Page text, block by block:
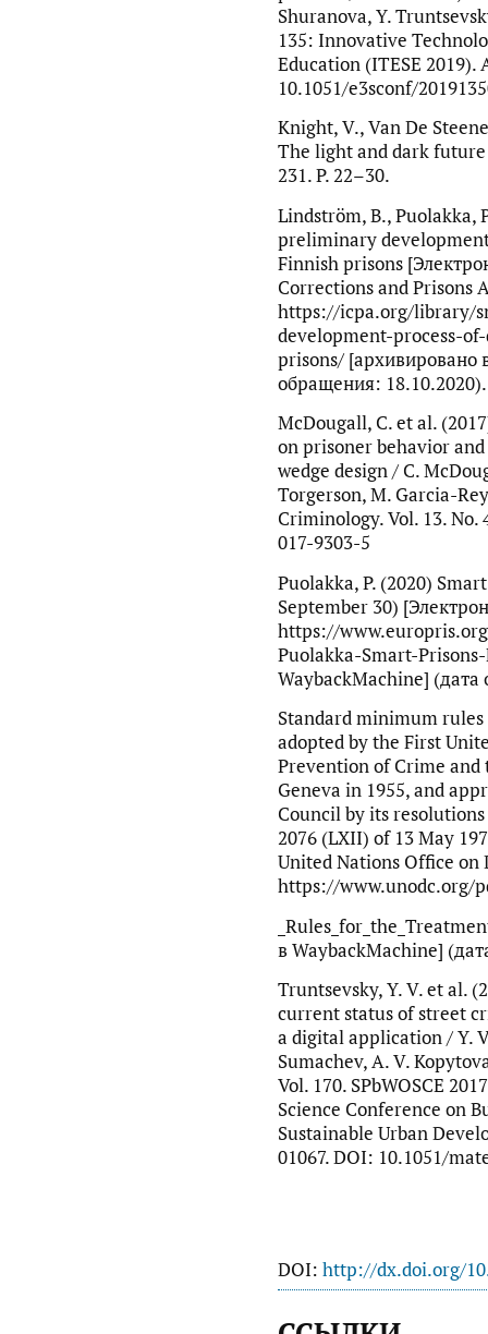
Shuranova, Y.
135: Innovative
Education (ITESE 2019).
10.1051/e3sconf/
Knight, V., Van De
The light and dark
231. P. 22–30.
Lindström, B., Puolakka,
preliminary
Finnish prisons
Corrections and Prisons
https://icpa.org/library/
development-process-
prisons/ [архивировано
обращения: 18.10.2020).
McDougall, C. et al.
on prisoner behavior
wedge design / C.
Torgerson, M. Garcia-
Criminology. Vol. 13. No.
017-9303-5
Puolakka, P. (2020)
September 30)
https://
Puolakka-Smart-
WaybackMachine]
Standard minimum
adopted by the First
Prevention of Crime
Geneva in 1955, and
Council by its
2076 (LXII) of 13 May
United Nations Office on
https://www.unodc.org/
в WaybackMachine]
Truntsevsky, Y. V. et al.
current status of street
a digital application / Y.
Sumachev, A. V.
Vol. 170. SPbWOSCE
Science Conference on
Sustainable Urban
01067. DOI: 10.1051/
DOI: http://dx.doi.org/